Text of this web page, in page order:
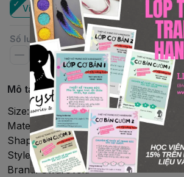
Viên
Số lượng
Mô tả chi tiết
Size: 8mm
Material: Crystal
Shape: Bicone
Style: #5328(5301)
Brand: Swarovski